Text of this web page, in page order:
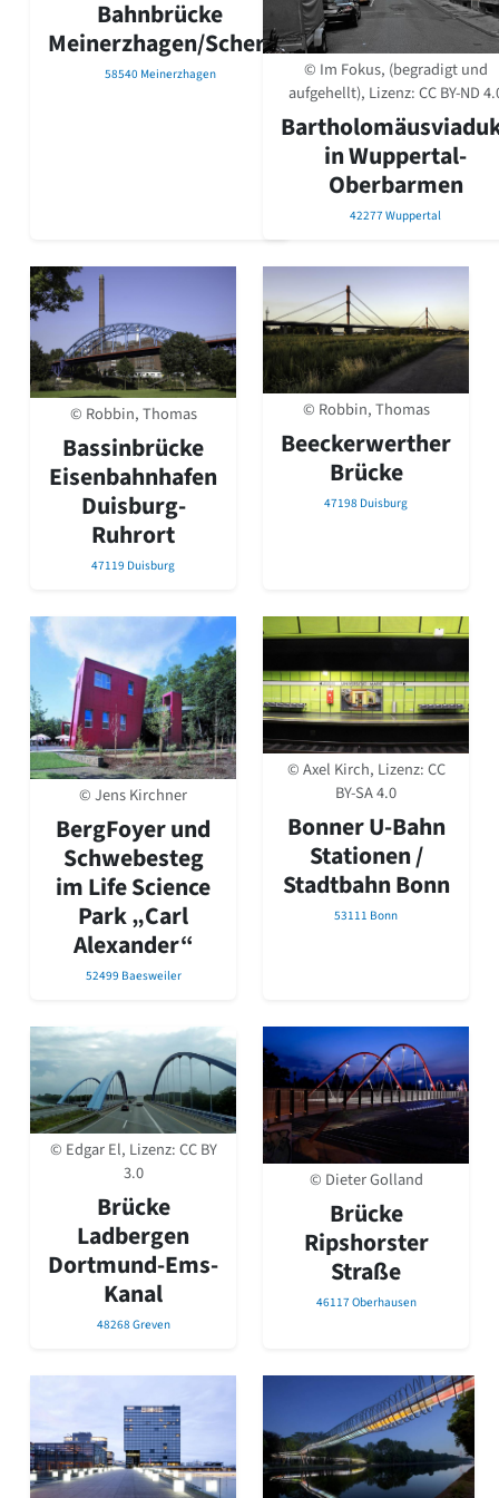
Romanik
Vorromanik
Römische Antike
Suchbegriff eingeben
Bahnbrücke
Meinerzhagen/Scherl
58540 Meinerzhagen
© Im Fokus, (begradigt und
aufgehellt), Lizenz:CC BY-ND
in Wuppertal-
Oberbarmen
42277 Wuppertal
© Robbin, Thomas
Bassinbrücke
Eisenbahnhafen
Duisburg-
Ruhrort
47119 Duisburg
© Robbin, Thomas
Beeckerwerther
Brücke
47198 Duisburg
© Jens Kirchner
BergFoyer und
Schwebesteg
im Life Science
Park „Carl
Alexander“
52499 Baesweiler
© Axel Kirch, Lizenz:CC
BY-SA 4.0
Bonner U-Bahn
Stationen /
Stadtbahn Bonn
53111 Bonn
© Edgar El, Lizenz:CC BY
3.0
Brücke
Ladbergen
Dortmund-Ems-
Kanal
48268 Greven
© Dieter Golland
Brücke
Ripshorster
Straße
46117 Oberhausen